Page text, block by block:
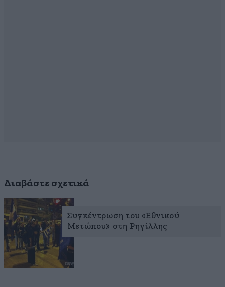
Διαβάστε σχετικά
Συγκέντρωση του «Εθνικού
Μετώπου» στη Ρηγίλλης